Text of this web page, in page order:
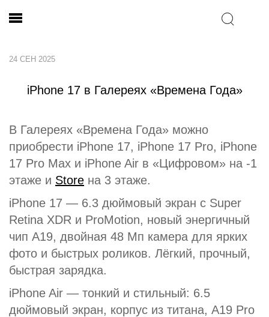
24 СЕН 2025
iPhone 17 в Галереях «Времена Года»
В Галереях «Времена Года» можно
приобрести iPhone 17, iPhone 17 Pro, iPhone
17 Pro Max и iPhone Air в «Цифровом» на -1
этаже и Store на 3 этаже.
iPhone 17 — 6.3 дюймовый экран с Super
Retina XDR и ProMotion, новый энергичный
чип A19, двойная 48 Мп камера для ярких
фото и быстрых роликов. Лёгкий, прочный,
быстрая зарядка.
iPhone Air — тонкий и стильный: 6.5
дюймовый экран, корпус из титана, A19 Pro